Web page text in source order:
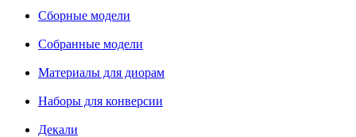
Сборные модели
Собранные модели
Материалы для диорам
Наборы для конверсии
Декали